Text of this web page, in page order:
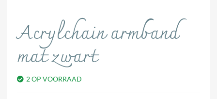
Acrylchain armband
mat zwart
2 OP VOORRAAD